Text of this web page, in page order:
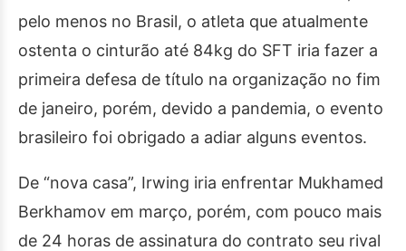
pelo menos no Brasil, o atleta que atualmente
ostenta o cinturão até 84kg do SFT iria fazer a
primeira defesa de título na organização no fim
de janeiro, porém, devido a pandemia, o evento
brasileiro foi obrigado a adiar alguns eventos.
De “nova casa”, Irwing iria enfrentar Mukhamed
Berkhamov em março, porém, com pouco mais
de 24 horas de assinatura do contrato seu rival